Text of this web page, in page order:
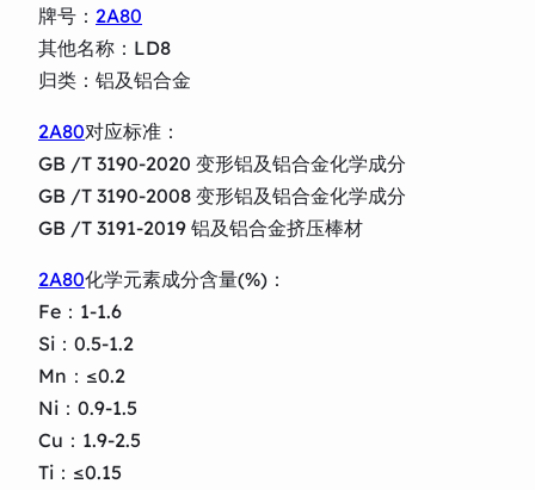
牌号： 2A80
其他名称：LD8
归类：铝及铝合金
2A80对应标准：
GB /T 3190-2020 变形铝及铝合金化学成分
GB /T 3190-2008 变形铝及铝合金化学成分
GB /T 3191-2019 铝及铝合金挤压棒材
2A80化学元素成分含量(%)：
Fe：1-1.6
Si：0.5-1.2
Mn：≤0.2
Ni：0.9-1.5
Cu：1.9-2.5
Ti：≤0.15